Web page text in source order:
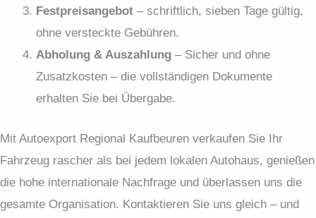
Festpreis­angebot – schriftlich, sieben Tage gültig,
ohne versteckte Gebühren.
Abholung & Auszahlung – Sicher und ohne
Zusatzkosten – die vollständigen Dokumente
erhalten Sie bei Übergabe.
Mit Autoexport Regional Kaufbeuren verkaufen Sie Ihr
Fahrzeug rascher als bei jedem lokalen Autohaus, genießen
die hohe internationale Nachfrage und überlassen uns die
gesamte Organisation. Kontaktieren Sie uns gleich – und